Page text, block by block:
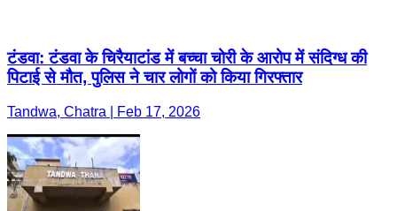
टंडवा: टंडवा के चिरैयाटांड में बच्चा चोरी के आरोप में संदिग्ध की
पिटाई से मौत, पुलिस ने चार लोगों को किया गिरफ्तार
Tandwa, Chatra | Feb 17, 2026